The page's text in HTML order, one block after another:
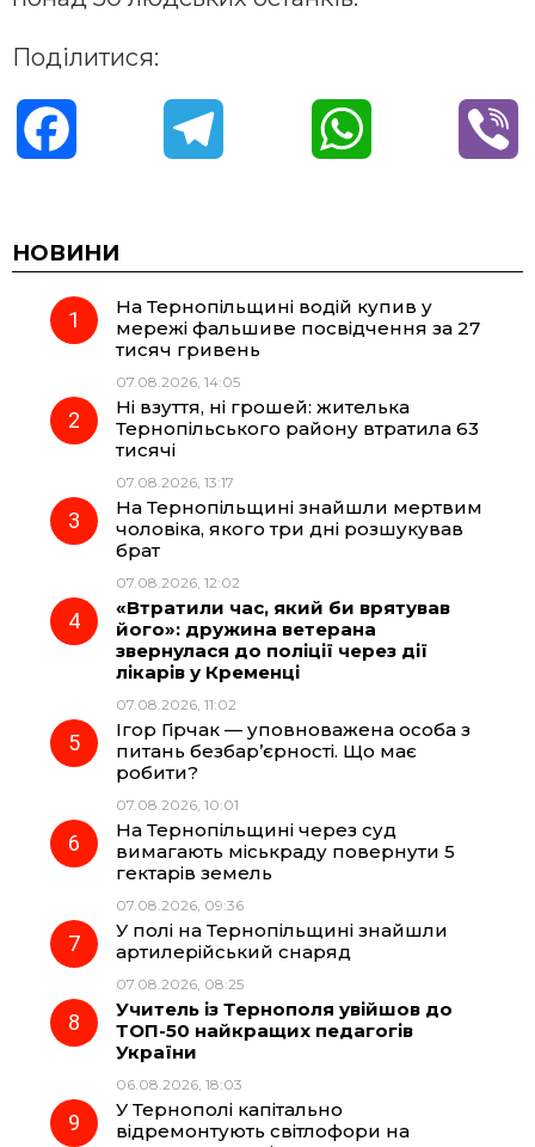
Поділитися:
c
e
o
k
e
r
a
t
A
НОВИНИ
На Тернопільщині водій купив у
мережі фальшиве посвідчення за 27
тисяч гривень
07.08.2026, 14:05
Ні взуття, ні грошей: жителька
Тернопільського району втратила 63
тисячі
07.08.2026, 13:17
На Тернопільщині знайшли мертвим
чоловіка, якого три дні розшукував
брат
07.08.2026, 12:02
«Втратили час, який би врятував
його»: дружина ветерана
звернулася до поліції через дії
лікарів у Кременці
07.08.2026, 11:02
Ігор Гірчак — уповноважена особа з
питань безбар’єрності. Що має
робити?
07.08.2026, 10:01
На Тернопільщині через суд
вимагають міськраду повернути 5
гектарів земель
07.08.2026, 09:36
У полі на Тернопільщині знайшли
артилерійський снаряд
07.08.2026, 08:25
Учитель із Тернополя увійшов до
ТОП-50 найкращих педагогів
України
06.08.2026, 18:03
У Тернополі капітально
відремонтують світлофори на